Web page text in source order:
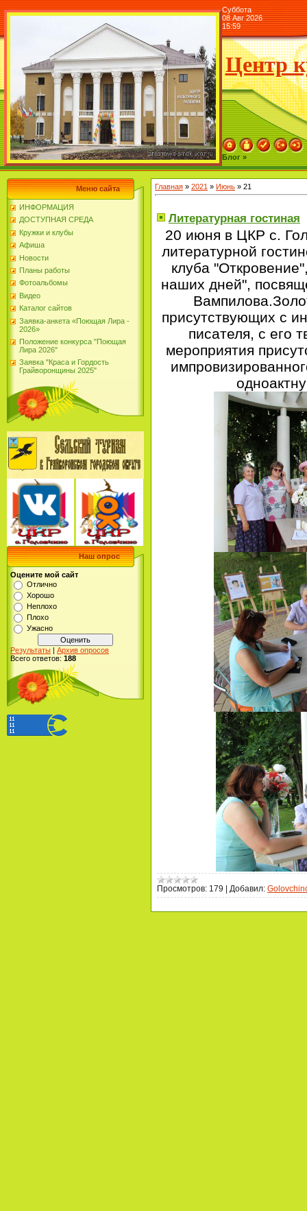
Суббота
08 Авг 2026
15:59
Центр
Блог »
Меню сайта
ИНФОРМАЦИЯ
ДОСТУПНАЯ СРЕДА
Кружки и клубы
Афиша
Новости
Планы работы
Фотоальбомы
Видео
Каталог сайтов
Заявка-анкета «Поющая Лира -
2026»
Положение конкурса "Поющая
Лира 2026"
Заявка "Краса и Гордость
Грайворонщины 2025"
Наш опрос
Оцените мой сайт
Отлично
Хорошо
Неплохо
Плохо
Ужасно
Результаты | Архив опросов
Всего ответов: 188
Главная » 2021 » Июнь » 21
Литературная гостиная
20 июня в ЦКР с.
литературной
клуба
наших дней",
присутствующих с
писателя, с его
мероприятия
Просмотров: 179 Добавил: